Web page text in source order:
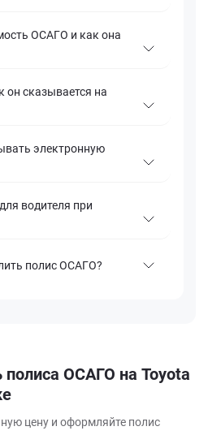
ОСАГО и как она
он сказывается на
электронную
водителя при
полис ОСАГО?
полиса ОСАГО на Toyota
цену и оформляйте полис